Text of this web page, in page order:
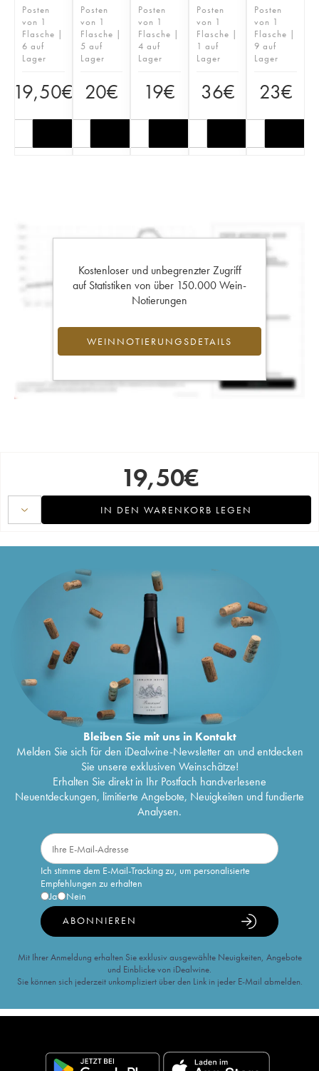
Posten
von 1
Flasche |
6 auf
Lager
19,50€
Posten
von 1
Flasche |
5 auf
Lager
20€
Posten
von 1
Flasche |
4 auf
Lager
19€
Posten
von 1
Flasche |
1 auf
Lager
36€
Posten
von 1
Flasche |
9 auf
Lager
23€
Kostenloser und unbegrenzter Zugriff
auf Statistiken von über 150.000 Wein-
Notierungen
WEINNOTIERUNGSDETAILS
19,50€
IN DEN WARENKORB LEGEN
Bleiben Sie mit uns in Kontakt
Melden Sie sich für den iDealwine-Newsletter an und entdecken
Sie unsere exklusiven Weinschätze!
Erhalten Sie direkt in Ihr Postfach handverlesene
Neuentdeckungen, limitierte Angebote, Neuigkeiten und fundierte
Analysen.
Ich stimme dem E-Mail-Tracking zu, um personalisierte
Empfehlungen zu erhalten
Ja
Nein
ABONNIEREN
Mit Ihrer Anmeldung erhalten Sie exklusiv ausgewählte Neuigkeiten, Angebote
und Einblicke von iDealwine.
Sie können sich jederzeit unkompliziert über den Link in jeder E-Mail abmelden.